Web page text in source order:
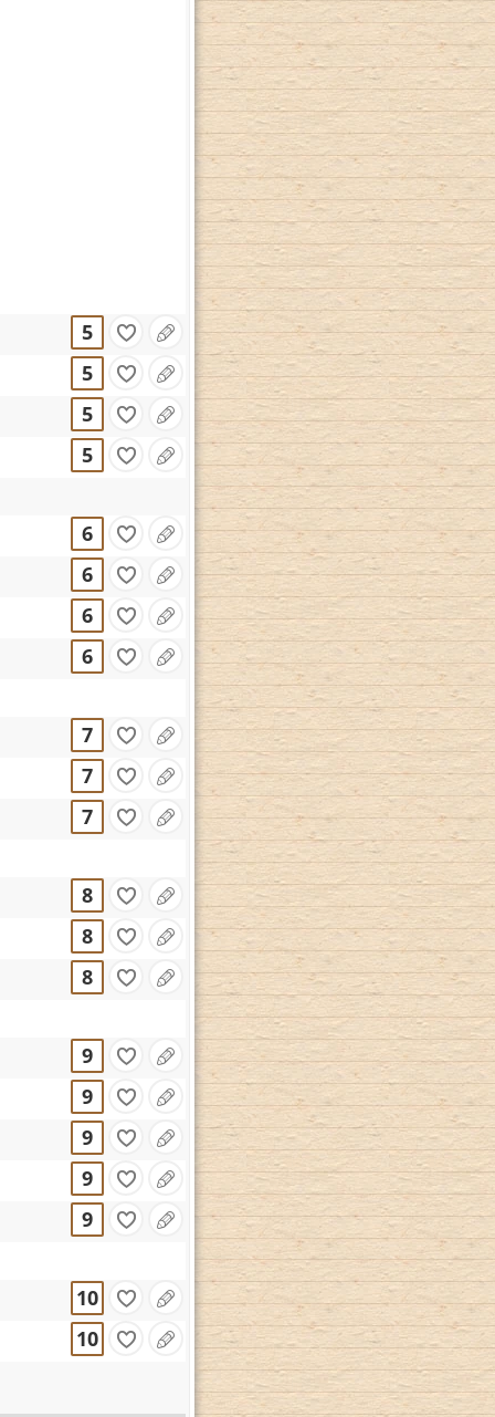
5
5
5
5
6
6
6
6
7
7
7
8
8
8
9
9
9
9
9
10
10